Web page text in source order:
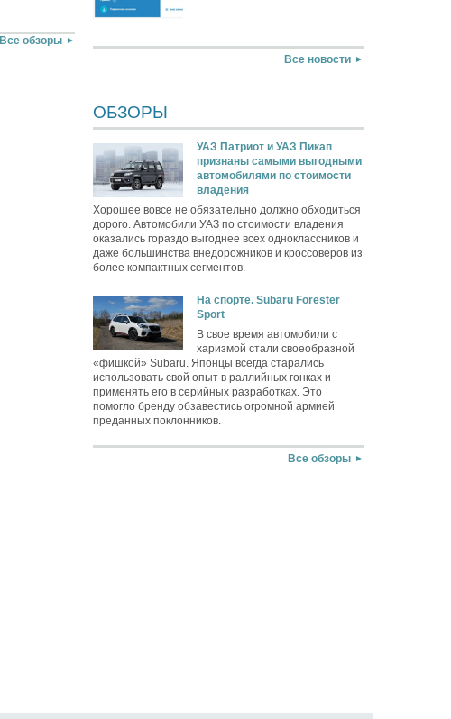
Все обзоры
Все новости
ОБЗОРЫ
УАЗ Патриот и УАЗ Пикап
признаны самыми выгодными
автомобилями по стоимости
владения
Хорошее вовсе не обязательно должно обходиться
дорого. Автомобили УАЗ по стоимости владения
оказались гораздо выгоднее всех одноклассников и
даже большинства внедорожников и кроссоверов из
более компактных сегментов.
На спорте. Subaru Forester
Sport
В свое время автомобили с
харизмой стали своеобразной
«фишкой» Subaru. Японцы всегда старались
использовать свой опыт в раллийных гонках и
применять его в серийных разработках. Это
помогло бренду обзавестись огромной армией
преданных поклонников.
Все обзоры